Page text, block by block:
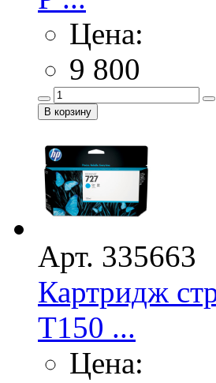
Цена:
9 800
Арт. 335663
Картридж
Т150 ...
Цена: